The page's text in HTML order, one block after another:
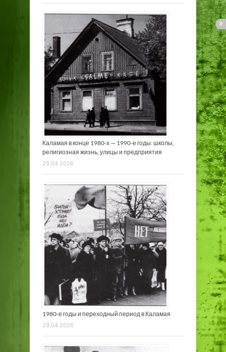
Каламая в конце 1980-х — 1990-е годы: школы,
религиозная жизнь, улицы и предприятия
29.04.2026
1980-е годы и переходный период в Каламая
29.04.2026